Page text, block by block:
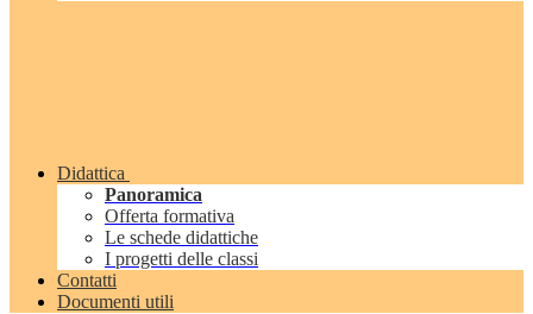
Didattica
Panoramica
Offerta formativa
Le schede didattiche
I progetti delle classi
Contatti
Documenti utili